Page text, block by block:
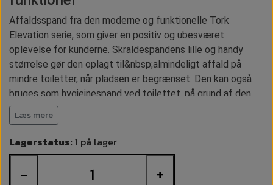
Affaldsspand fra den moderne og funktionelle Tork
Elevation serie, som giver en positiv og ubesværet
oplevelse for kunderne. Skraldespandens lille og handy
størrelse gør den oplagt til&nbsp;almindeligt affald på
mindre toiletter, når pladsen er begrænset. Den kan også
bruges som hygiejnespand ved toilettet, på grund af den
lille størrelse.
de rene linjer er lette at holde rene. Desuden har
Det sikrer et højt niveau af komfort og hygiejne, og
Læs mere
Lagerstatus: 1 på lager
− +